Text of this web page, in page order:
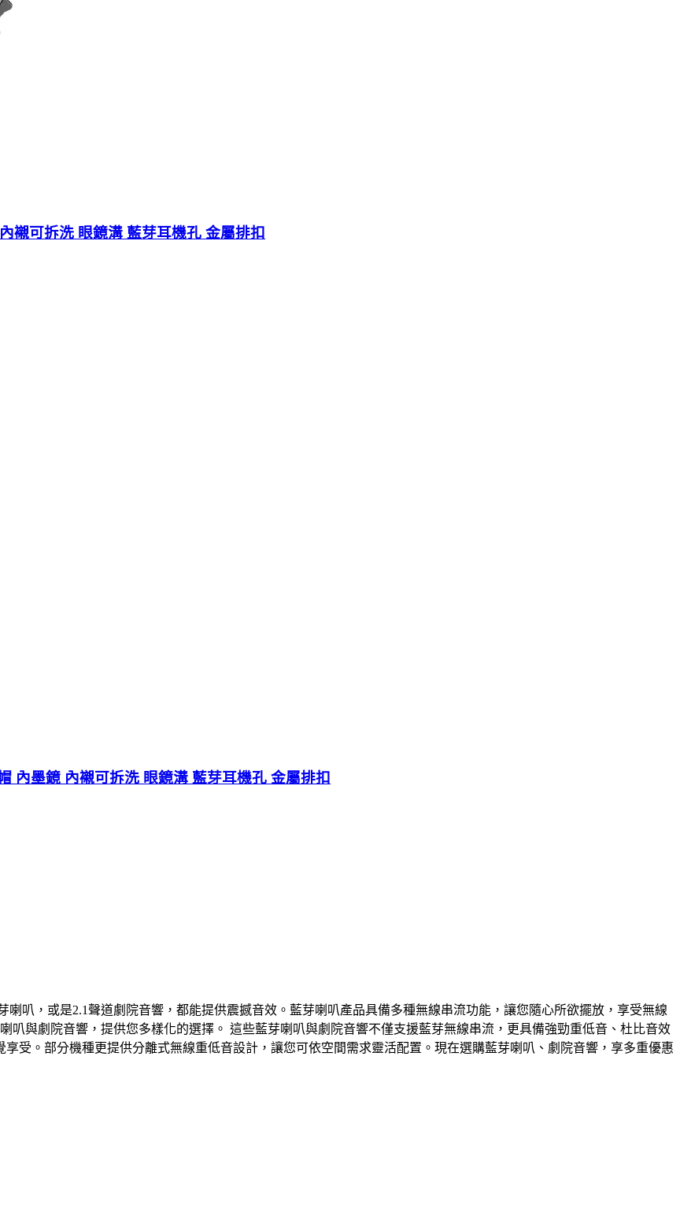
襯可拆洗 眼鏡溝 藍芽耳機孔 金屬排扣
內墨鏡 內襯可拆洗 眼鏡溝 藍芽耳機孔 金屬排扣
叭，或是2.1聲道劇院音響，都能提供震撼音效。藍芽喇叭產品具備多種無線串流功能，讓您隨心所欲擺放，享受無線
叭與劇院音響，提供您多樣化的選擇。 這些藍芽喇叭與劇院音響不僅支援藍芽無線串流，更具備強勁重低音、杜比音效
受。部分機種更提供分離式無線重低音設計，讓您可依空間需求靈活配置。現在選購藍芽喇叭、劇院音響，享多重優惠